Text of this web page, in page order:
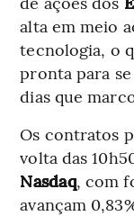
alta em meio
tecnologia, o
pronta para
dias que
Os contratos
volta das
Nasdaq, com
avançam